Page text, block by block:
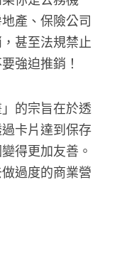
產、保險公司
甚至法規禁止
強迫推銷！
的宗旨在於透
卡片達到保存
得更加友善。
過度的商業營